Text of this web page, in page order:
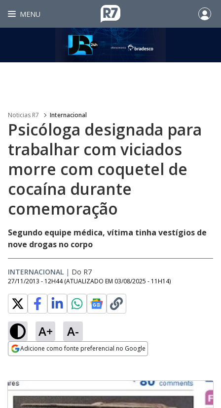
MENU
Noticias R7 Internacional
Psicóloga designada para
trabalhar com viciados
morre com coquetel de
cocaína durante
comemoração
Segundo equipe médica, vítima tinha vestígios de
nove drogas no corpo
INTERNACIONAL | Do R7
27/11/2013 - 12H44 (ATUALIZADO EM 03/08/2025 - 11H14)
A+ A-
Adicione como fonte preferencial no Google